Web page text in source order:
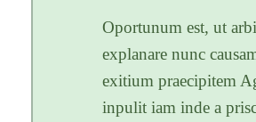
Oportunum est, ut
explanare nunc
exitium praecipitem
inpulit iam inde a